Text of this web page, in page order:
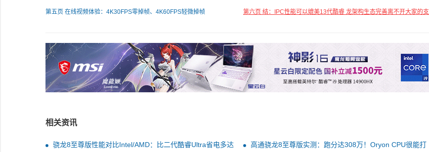
第五页 在线视频体验：4K30FPS零掉帧、4K60FPS轻微掉帧
第六页 结：IPC性能可以媲美13代酷睿 龙架构生态完善离不开大家的支
相关资讯
骁龙8至尊版性能对比Intel/AMD：比二代酷睿Ultra省电多达
高通骁龙8至尊版实测：跑分达308万！Oryon CPU很能打